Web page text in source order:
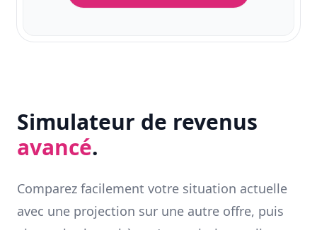
Simulateur de revenus
avancé.
Comparez facilement votre situation actuelle
avec une projection sur une autre offre, puis